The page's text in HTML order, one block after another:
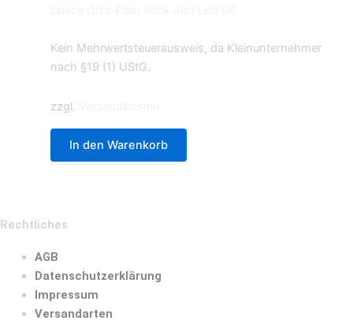
Kein Mehrwertsteuerausweis, da Kleinunternehmer
nach §19 (1) UStG.
zzgl.
In den Warenkorb
Rechtliches
AGB
Datenschutzerklärung
Impressum
Versandarten